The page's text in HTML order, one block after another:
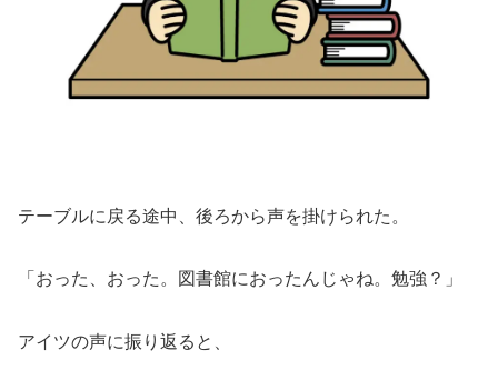
テーブルに戻る途中、後ろから声を掛けられた。
「おった、おった。図書館におったんじゃね。勉強？」
アイツの声に振り返ると、